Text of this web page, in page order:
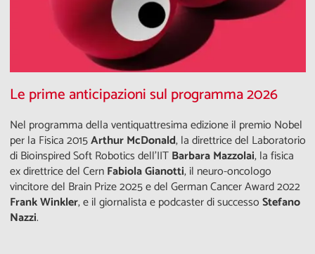
Le prime anticipazioni sul programma 2026
Nel programma della ventiquattresima edizione il premio Nobel
per la Fisica 2015Arthur McDonald, la direttrice del Laboratorio
di Bioinspired Soft Robotics dell’IITBarbara Mazzolai, la fisica
ex direttrice del CernFabiola Gianotti, il neuro-oncologo
vincitore del Brain Prize 2025 e del German Cancer Award 2022
Frank Winkler, e il giornalista e podcaster di successoStefano
Nazzi.